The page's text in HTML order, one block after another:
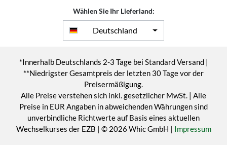
Wählen Sie Ihr Lieferland:
Deutschland
*Innerhalb Deutschlands 2-3 Tage bei Standard Versand |
**Niedrigster Gesamtpreis der letzten 30 Tage vor der
Preisermäßigung.
Alle Preise verstehen sich inkl. gesetzlicher MwSt. | Alle
Preise in EUR Angaben in abweichenden Währungen sind
unverbindliche Richtwerte auf Basis eines aktuellen
Wechselkurses der EZB | © 2026 Whic GmbH | Impressum